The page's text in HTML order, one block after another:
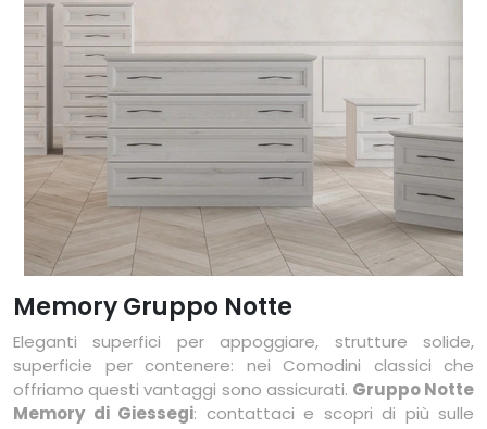
Memory Gruppo Notte
Eleganti superfici per appoggiare, strutture solide,
superficie per contenere: nei Comodini classici che
offriamo questi vantaggi sono assicurati. Gruppo Notte
Memory di Giessegi: contattaci e scopri di più sulle